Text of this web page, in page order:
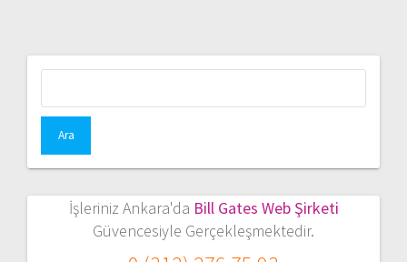
İşleriniz Ankara'da Bill Gates Web Şirketi
Güvencesiyle Gerçekleşmektedir.